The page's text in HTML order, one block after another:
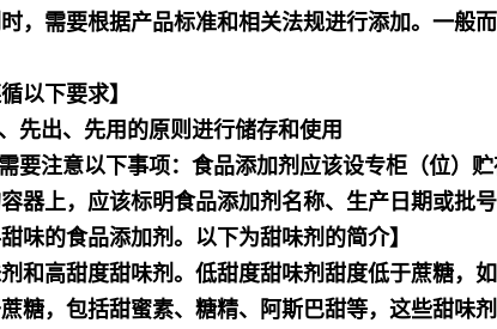
，需要根据产品标准和相关法规进行添加。一般
以下要求】
先出、先用的原则进行储存和使用
要注意以下事项：食品添加剂应该设专柜（位）
器上，应该标明食品添加剂名称、生产日期或批
味的食品添加剂。以下为甜味剂的简介】
和高甜度甜味剂。低甜度甜味剂甜度低于蔗糖，
糖，包括甜蜜素、糖精、阿斯巴甜等，这些甜味